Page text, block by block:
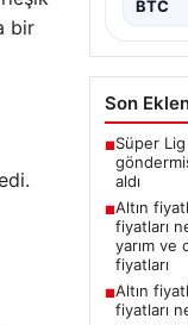
bir
BTC
Son
■Süper
aldı
■Altın
fiyatları
yarım ve
fiyatları
■Altın
fiyatları